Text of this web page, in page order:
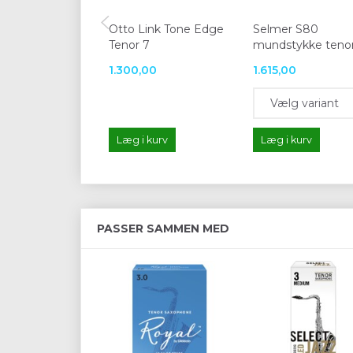
Otto Link Tone Edge
Tenor 7
1.300,00
Læg i kurv
Selmer S80
mundstykke
1.615,00
Læg i kurv
PASSER SAMMEN MED